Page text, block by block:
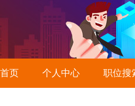
首页 个人中心 职位搜